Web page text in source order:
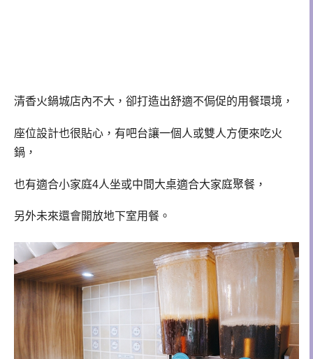
清香火鍋城店內不大，卻打造出舒適不侷促的用餐環境，
座位設計也很貼心，有吧台讓一個人或雙人方便來吃火
鍋，
也有適合小家庭4人坐或中間大桌適合大家庭聚餐，
另外未來還會開放地下室用餐。